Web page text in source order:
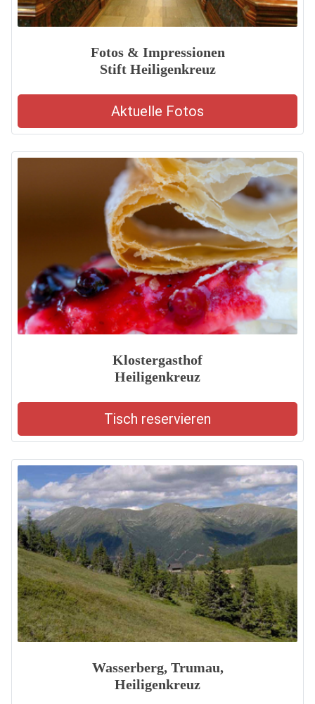
Fotos & Impressionen
Stift Heiligenkreuz
Aktuelle Fotos
Klostergasthof
Heiligenkreuz
Tisch reservieren
Wasserberg, Trumau,
Heiligenkreuz